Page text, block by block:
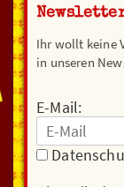
Ihr wollt keine
in unseren
E-Mail: